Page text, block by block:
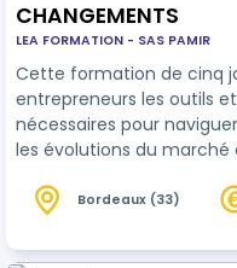
CHANGEMENTS
LEA FORMATION - SAS PAMIR
Cette formation de cinq
entrepreneurs les outils
nécessaires pour
les évolutions du
combinaison d'exposés
dirigés, les participants
Bordeaux (33)